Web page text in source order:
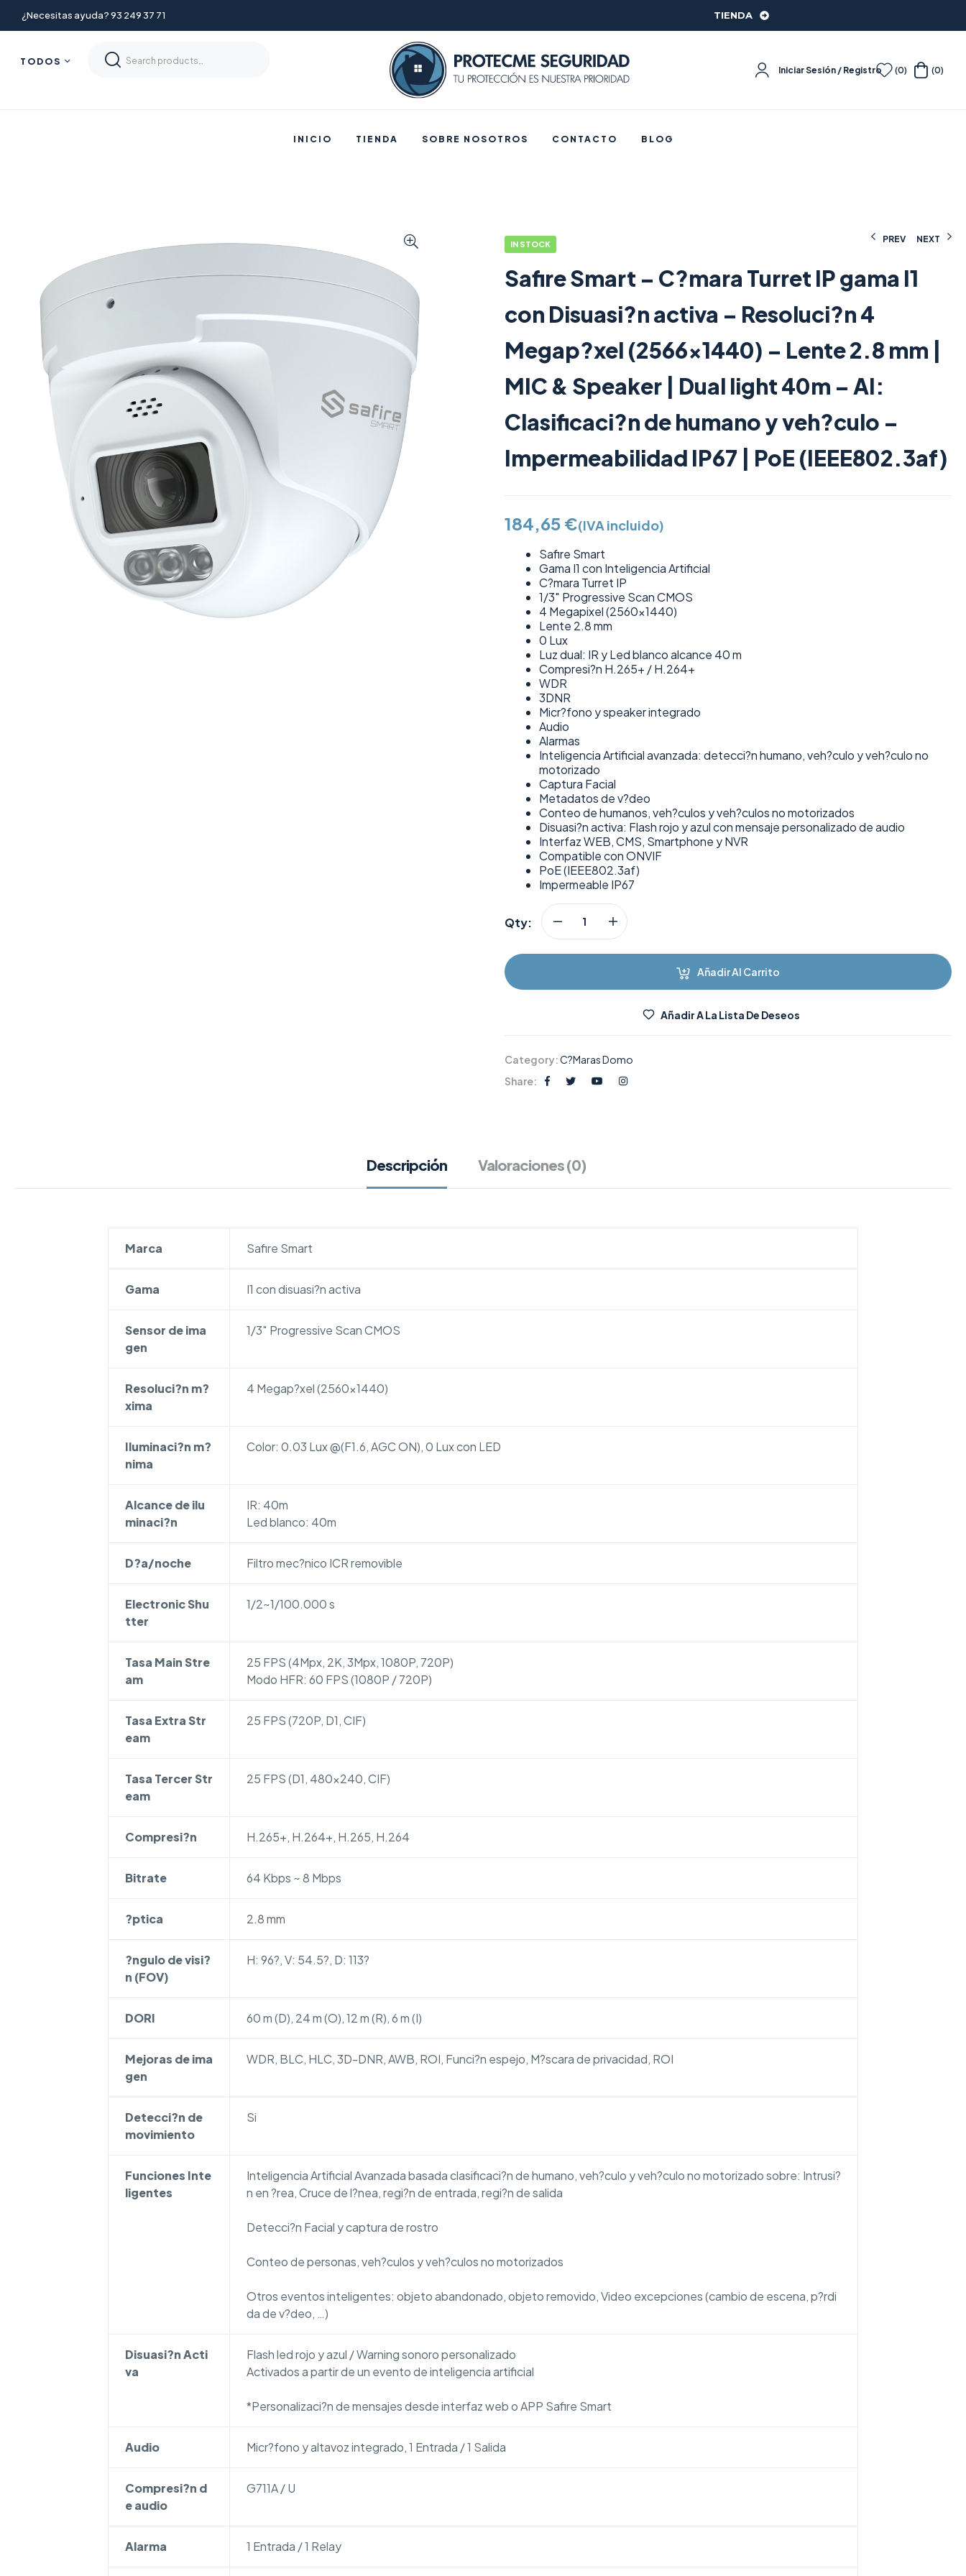
¿Necesitas ayuda? 93 249 37 71 TIENDA
TODOS
Iniciar Sesión / Registro (0) (0)
INICIO TIENDA SOBRE NOSOTROS CONTACTO BLOG
PREV
167,67
NEXT
162,81
IN STOCK
Safire Smart – C?mara Turret IP gama I1
con Disuasi?n activa – Resoluci?n 4
Megap?xel (2566×1440) – Lente 2.8 mm |
MIC & Speaker | Dual light 40m – AI:
Clasificaci?n de humano y veh?culo –
Impermeabilidad IP67 | PoE (IEEE802.3af)
184,65 €(IVA incluido)
Safire Smart
Gama I1 con Inteligencia Artificial
C?mara Turret IP
1/3″ Progressive Scan CMOS
4 Megapixel (2560×1440)
Lente 2.8 mm
0 Lux
Luz dual: IR y Led blanco alcance 40 m
Compresi?n H.265+ / H.264+
WDR
3DNR
Micr?fono y speaker integrado
Audio
Alarmas
Inteligencia Artificial avanzada: detecci?n humano, veh?culo y veh?culo no
motorizado
Captura Facial
Metadatos de v?deo
Conteo de humanos, veh?culos y veh?culos no motorizados
Disuasi?n activa: Flash rojo y azul con mensaje personalizado de audio
Interfaz WEB, CMS, Smartphone y NVR
Compatible con ONVIF
PoE (IEEE802.3af)
Impermeable IP67
Qty:
Añadir Al Carrito
Añadir A La Lista De Deseos
Category:C?maras Domo
Share:
Descripción Valoraciones (0)
Marca Safire Smart
Gama I1 con disuasi?n activa
Sensor de ima
gen
1/3″ Progressive Scan CMOS
Resoluci?n m?
xima
4 Megap?xel (2560×1440)
Iluminaci?n m?
nima
Color: 0.03 Lux @(F1.6, AGC ON), 0 Lux con LED
Alcance de ilu
minaci?n
IR: 40m
Led blanco: 40m
D?a/noche Filtro mec?nico ICR removible
Electronic Shu
tter
1/2~1/100.000 s
Tasa Main Stre
am
25 FPS (4Mpx, 2K, 3Mpx, 1080P, 720P)
Modo HFR: 60 FPS (1080P / 720P)
Tasa Extra Str
eam
25 FPS (720P, D1, CIF)
Tasa Tercer Str
eam
25 FPS (D1, 480×240, CIF)
Compresi?n H.265+, H.264+, H.265, H.264
Bitrate 64 Kbps ~ 8 Mbps
?ptica 2.8 mm
?ngulo de visi?
n (FOV)
H: 96?, V: 54.5?, D: 113?
DORI 60 m (D), 24 m (O), 12 m (R), 6 m (I)
Mejoras de ima
gen
WDR, BLC, HLC, 3D-DNR, AWB, ROI, Funci?n espejo, M?scara de privacidad, ROI
Detecci?n de
movimiento
Si
Funciones Inte
ligentes
Inteligencia Artificial Avanzada basada clasificaci?n de humano, veh?culo y veh?culo no motorizado sobre: Intrusi?
n en ?rea, Cruce de l?nea, regi?n de entrada, regi?n de salida
Detecci?n Facial y captura de rostro
Conteo de personas, veh?culos y veh?culos no motorizados
Otros eventos inteligentes: objeto abandonado, objeto removido, Video excepciones (cambio de escena, p?rdi
da de v?deo, …)
Disuasi?n Acti
va
Flash led rojo y azul / Warning sonoro personalizado
Activados a partir de un evento de inteligencia artificial
*Personalizaci?n de mensajes desde interfaz web o APP Safire Smart
Audio Micr?fono y altavoz integrado, 1 Entrada / 1 Salida
Compresi?n d
e audio
G711A / U
Alarma 1 Entrada / 1 Relay